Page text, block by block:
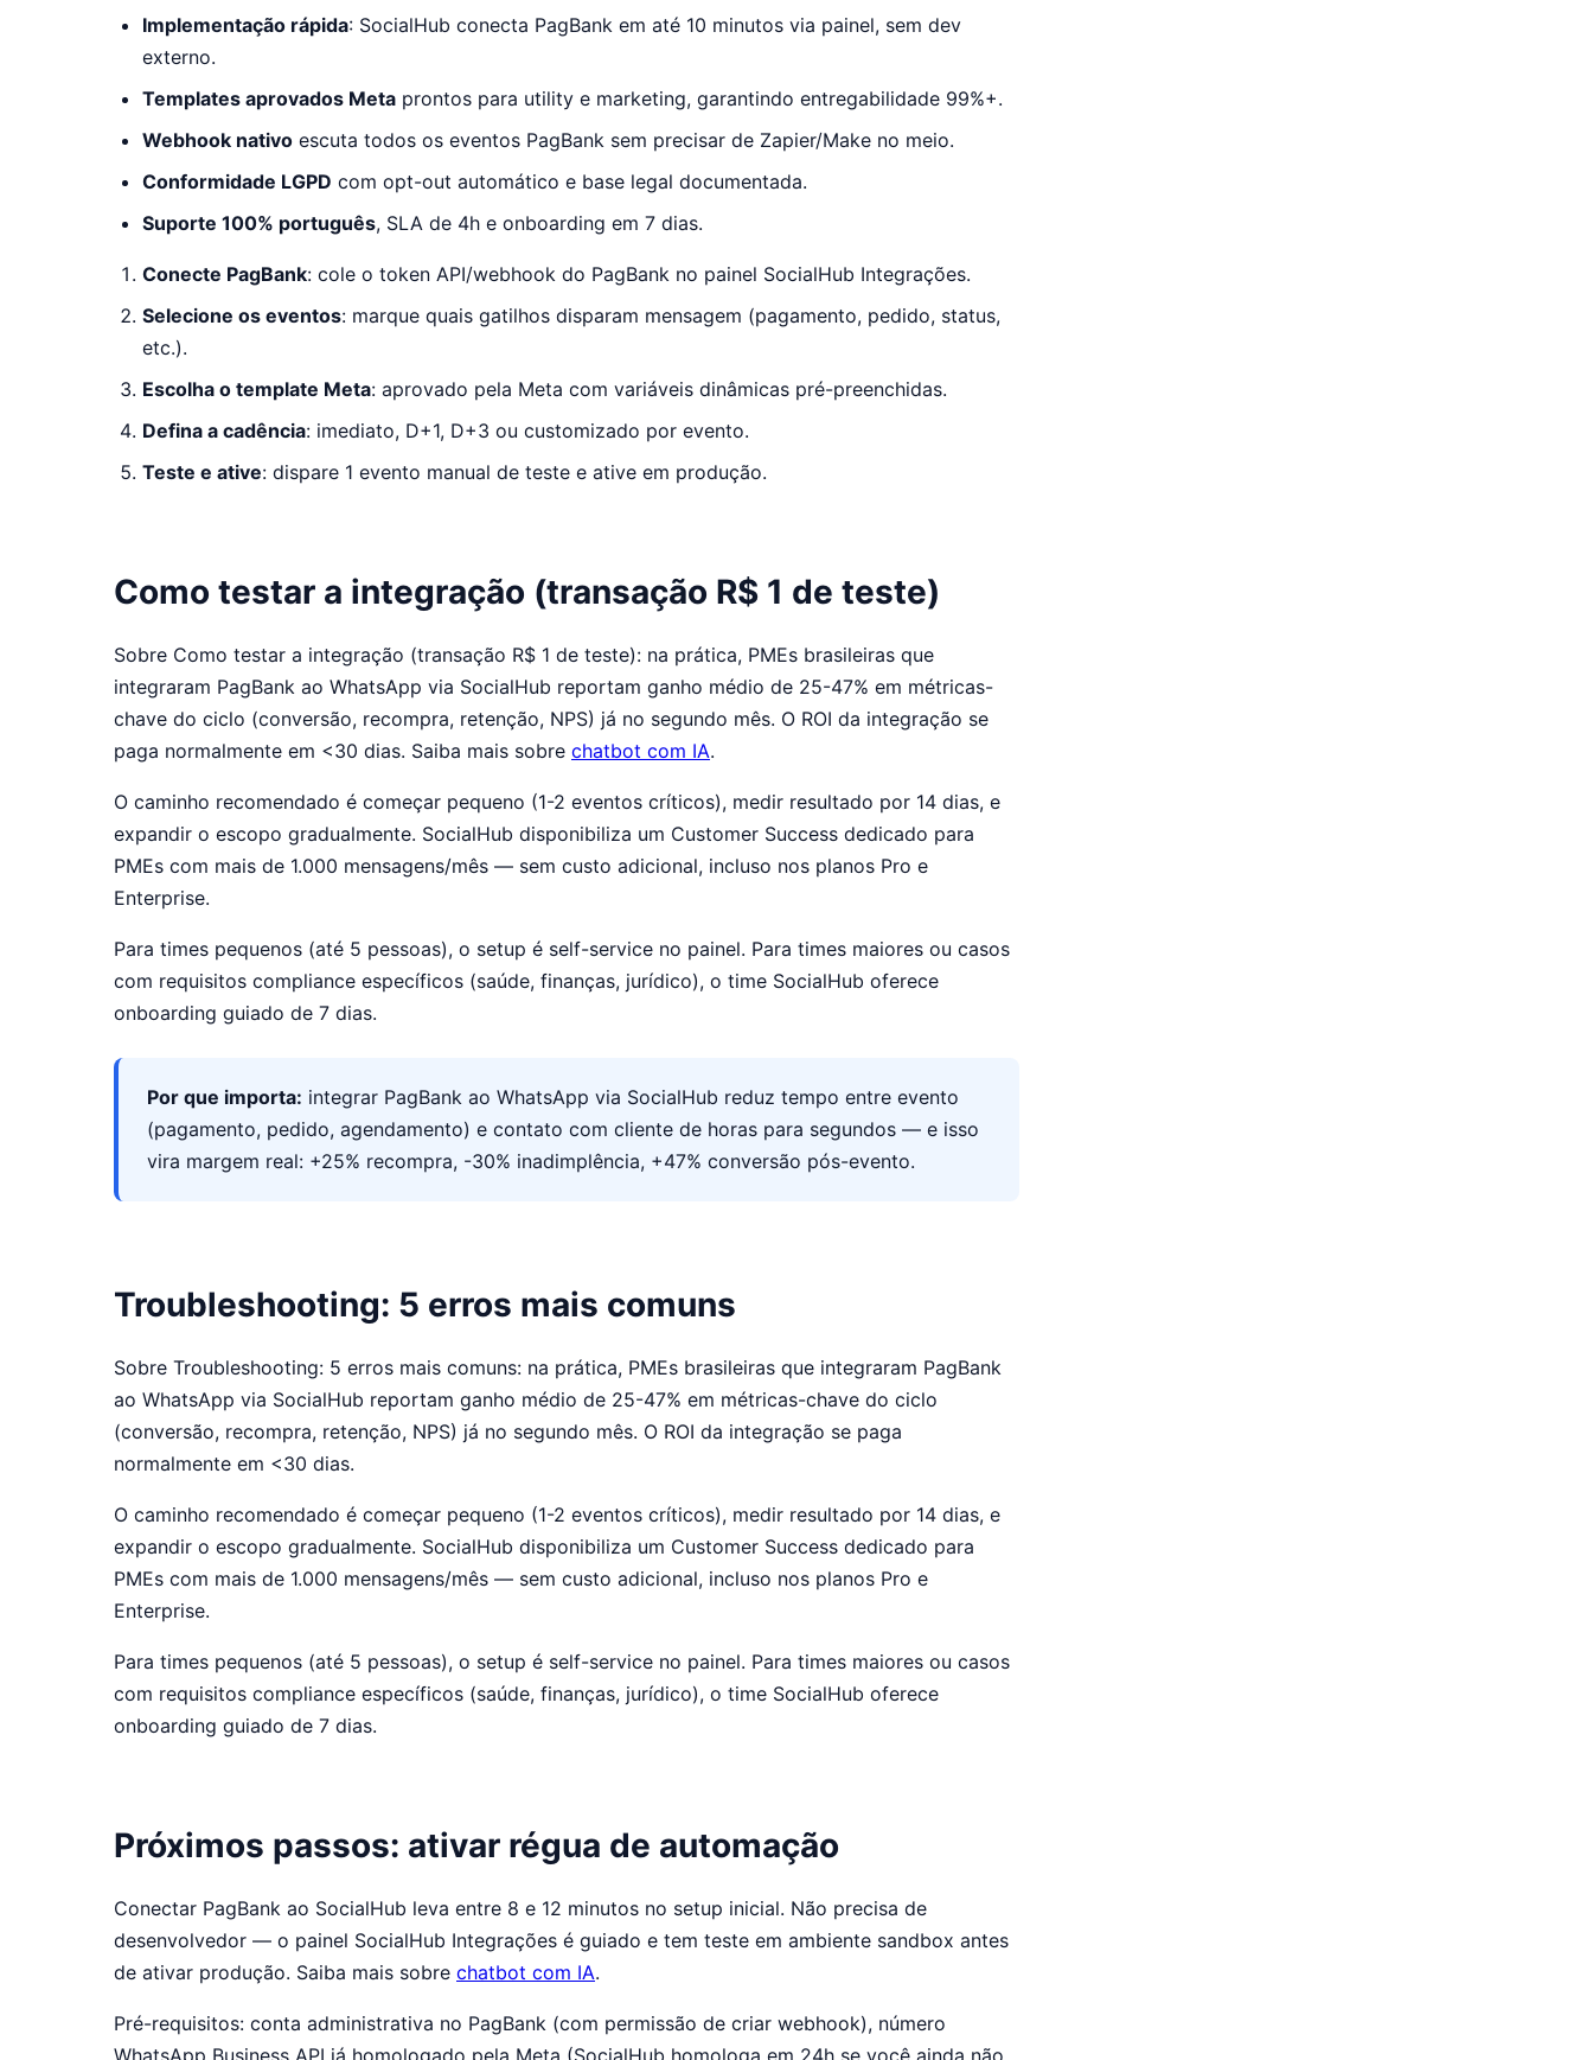
Implementação rápida: SocialHub conecta PagBank em até 10 minutos via painel, sem dev
externo.
Templates aprovados Meta prontos para utility e marketing, garantindo entregabilidade 99%+.
Webhook nativo escuta todos os eventos PagBank sem precisar de Zapier/Make no meio.
Conformidade LGPD com opt-out automático e base legal documentada.
Suporte 100% português, SLA de 4h e onboarding em 7 dias.
Conecte PagBank: cole o token API/webhook do PagBank no painel SocialHub Integrações.
Selecione os eventos: marque quais gatilhos disparam mensagem (pagamento, pedido, status,
etc.).
Escolha o template Meta: aprovado pela Meta com variáveis dinâmicas pré-preenchidas.
Defina a cadência: imediato, D+1, D+3 ou customizado por evento.
Teste e ative: dispare 1 evento manual de teste e ative em produção.
Como testar a integração (transação R$ 1 de teste)
Sobre Como testar a integração (transação R$ 1 de teste): na prática, PMEs brasileiras que
integraram PagBank ao WhatsApp via SocialHub reportam ganho médio de 25-47% em métricas-
chave do ciclo (conversão, recompra, retenção, NPS) já no segundo mês. O ROI da integração se
paga normalmente em <30 dias. Saiba mais sobre chatbot com IA.
O caminho recomendado é começar pequeno (1-2 eventos críticos), medir resultado por 14 dias, e
expandir o escopo gradualmente. SocialHub disponibiliza um Customer Success dedicado para
PMEs com mais de 1.000 mensagens/mês — sem custo adicional, incluso nos planos Pro e
Enterprise.
Para times pequenos (até 5 pessoas), o setup é self-service no painel. Para times maiores ou casos
com requisitos compliance específicos (saúde, finanças, jurídico), o time SocialHub oferece
onboarding guiado de 7 dias.
Por que importa: integrar PagBank ao WhatsApp via SocialHub reduz tempo entre evento
(pagamento, pedido, agendamento) e contato com cliente de horas para segundos — e isso
vira margem real: +25% recompra, -30% inadimplência, +47% conversão pós-evento.
Troubleshooting: 5 erros mais comuns
Sobre Troubleshooting: 5 erros mais comuns: na prática, PMEs brasileiras que integraram PagBank
ao WhatsApp via SocialHub reportam ganho médio de 25-47% em métricas-chave do ciclo
(conversão, recompra, retenção, NPS) já no segundo mês. O ROI da integração se paga
normalmente em <30 dias.
O caminho recomendado é começar pequeno (1-2 eventos críticos), medir resultado por 14 dias, e
expandir o escopo gradualmente. SocialHub disponibiliza um Customer Success dedicado para
PMEs com mais de 1.000 mensagens/mês — sem custo adicional, incluso nos planos Pro e
Enterprise.
Para times pequenos (até 5 pessoas), o setup é self-service no painel. Para times maiores ou casos
com requisitos compliance específicos (saúde, finanças, jurídico), o time SocialHub oferece
onboarding guiado de 7 dias.
Próximos passos: ativar régua de automação
Conectar PagBank ao SocialHub leva entre 8 e 12 minutos no setup inicial. Não precisa de
desenvolvedor — o painel SocialHub Integrações é guiado e tem teste em ambiente sandbox antes
de ativar produção. Saiba mais sobre chatbot com IA.
Pré-requisitos: conta administrativa no PagBank (com permissão de criar webhook), número
WhatsApp Business API já homologado pela Meta (SocialHub homologa em 24h se você ainda não